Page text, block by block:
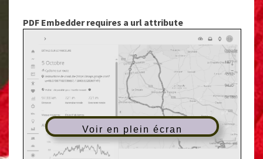
PDF Embedder requires a url attribute
Voir en plein écran